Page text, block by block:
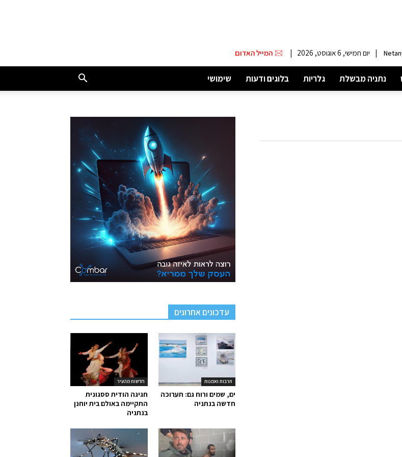
| יום חמישי, 6 אוגוסט, 2026 | המייל האדום
נתניה מבשלת גלריות בלוגים ודעות שימושי
עדכונים אחרונים
חדשות מהעיר
חגיגה הודית ססגונית
התקיימה באולם בית יוחנן
בנתניה
תרבות ואמנות
ים, שמים ורוח גם: תערוכה
חדשה בנתניה